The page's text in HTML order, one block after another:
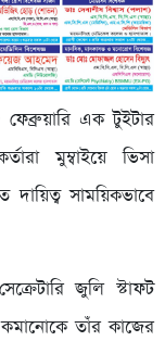
এক টুইটার
মুম্বাইয়ে ভিসা
সাময়িকভাবে
জুলি স্টাফট
তাঁর কাজের